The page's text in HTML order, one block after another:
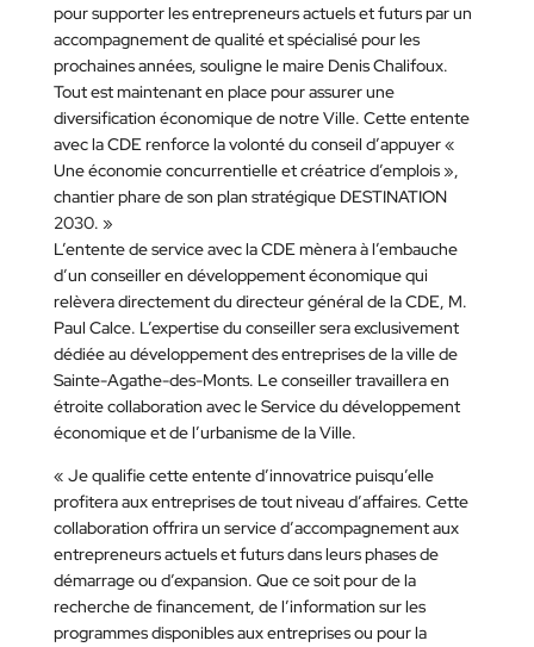
pour supporter les entrepreneurs actuels et futurs par un
accompagnement de qualité et spécialisé pour les
prochaines années, souligne le maire Denis Chalifoux.
Tout est maintenant en place pour assurer une
diversification économique de notre Ville. Cette entente
avec la CDE renforce la volonté du conseil d’appuyer «
Une économie concurrentielle et créatrice d’emplois »,
chantier phare de son plan stratégique DESTINATION
2030. »
L’entente de service avec la CDE mènera à l’embauche
d’un conseiller en développement économique qui
relèvera directement du directeur général de la CDE, M.
Paul Calce. L’expertise du conseiller sera exclusivement
dédiée au développement des entreprises de la ville de
Sainte-Agathe-des-Monts. Le conseiller travaillera en
étroite collaboration avec le Service du développement
économique et de l’urbanisme de la Ville.
« Je qualifie cette entente d’innovatrice puisqu’elle
profitera aux entreprises de tout niveau d’affaires. Cette
collaboration offrira un service d’accompagnement aux
entrepreneurs actuels et futurs dans leurs phases de
démarrage ou d’expansion. Que ce soit pour de la
recherche de financement, de l’information sur les
programmes disponibles aux entreprises ou pour la